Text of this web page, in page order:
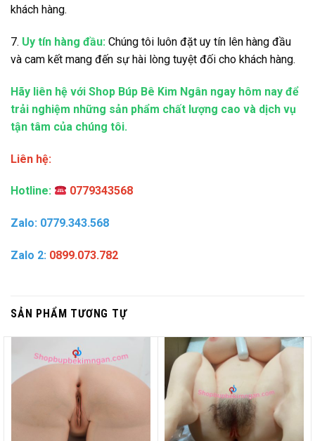
khách hàng.
7. Uy tín hàng đầu: Chúng tôi luôn đặt uy tín lên hàng đầu
và cam kết mang đến sự hài lòng tuyệt đối cho khách hàng.
Hãy liên hệ với Shop Búp Bê Kim Ngân ngay hôm nay để
trải nghiệm những sản phẩm chất lượng cao và dịch vụ
tận tâm của chúng tôi.
Liên hệ:
Hotline: 0779343568
Zalo: 0779.343.568
Zalo 2: 0899.073.782
SẢN PHẨM TƯƠNG TỰ